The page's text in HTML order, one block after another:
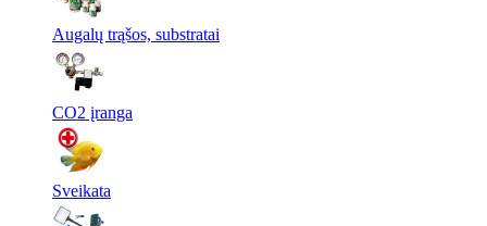
Augalų trąšos, substratai
CO2 įranga
Sveikata